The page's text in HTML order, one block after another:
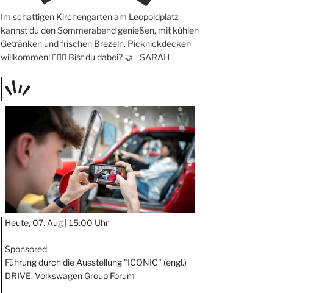
Im schattigen Kirchengarten am Leopoldplatz
kannst du den Sommerabend genießen, mit kühlen
Getränken und frischen Brezeln. Picknickdecken
willkommen! 🧖🏼‍♀️ Bist du dabei? 🤝 -SARAH
TAGE
Heute, 07. Aug | 15:00 Uhr
Sponsored
Führung durch die Ausstellung "ICONIC" (engl.)
DRIVE. Volkswagen Group Forum